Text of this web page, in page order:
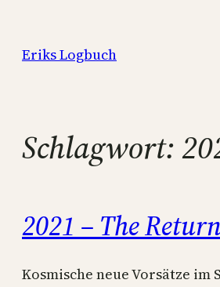
springen
Eriks Logbuch
Schlagwort:
2021 – The
Kosmische neue Vorsätze im